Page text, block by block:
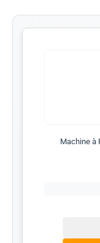
Machine à